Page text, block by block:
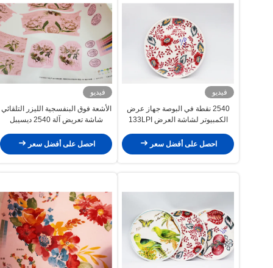
فيديو
2540 نقطة في البوصة جهاز عرض
الكمبيوتر لشاشة العرض 133LPI
احصل على أفضل سعر
فيديو
الأشعة فوق البنفسجية الليزر التلقائي
شاشة تعريض آلة 2540 ديسيبل
احصل على أفضل سعر